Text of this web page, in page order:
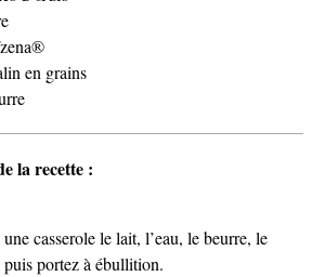
en grains
la recette :
casserole le lait, l’eau, le beurre, le
puis portez à ébullition.